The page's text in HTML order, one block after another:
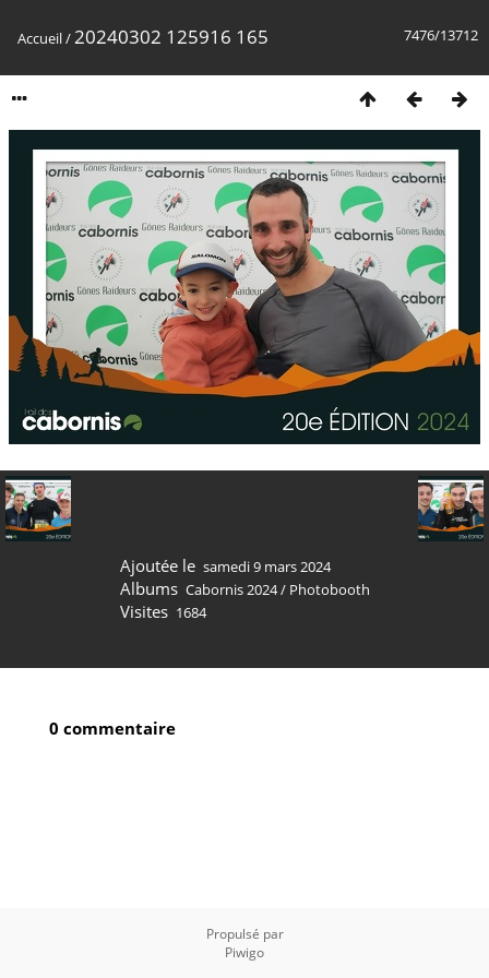
7476/13712
Accueil/20240302 125916 165
Ajoutée le samedi 9 mars 2024
Albums Cabornis 2024/ Photobooth
Visites 1684
0 commentaire
Propulsé par
Piwigo